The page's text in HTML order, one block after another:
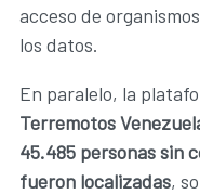
acceso de
los datos.
En paralelo, la
Terremotos
45.485 personas sin
fueron localizadas,